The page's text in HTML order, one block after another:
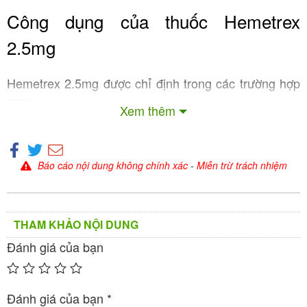
Công dụng của thuốc Hemetrex
2.5mg
Xem thêm
Hemetrex 2.5mg được chỉ định trong các trường hợp
Dành cho người lớn bị viêm khớp dạng thấp
hoạt động, không đáp ứng hoặc không dung
nạp với các liệu pháp thông thường như
thuốc chống viêm không steroid (NSAIDs).
Giúp giảm viêm, đau, và ngăn ngừa tổn
thương khớp, cải thiện chất lượng cuộc sống.
Bệnh vảy nến nặng
Điều trị bệnh vảy nến không kiểm soát được,
Báo cáo nội dung không chính xác- Miễn trừ trách nhiệm
THAM KHẢO NỘI DUNG
Đánh giá của bạn
Đánh giá của bạn *